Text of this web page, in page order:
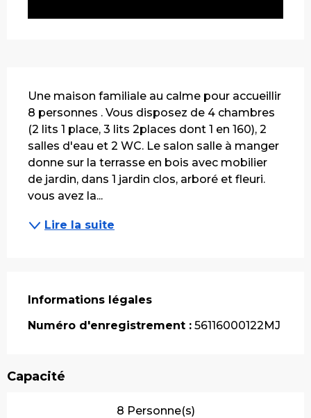
Une maison familiale au calme pour accueillir
8 personnes . Vous disposez de 4 chambres
(2 lits 1 place, 3 lits 2places dont 1 en 160), 2
salles d'eau et 2 WC. Le salon salle à manger
donne sur la terrasse en bois avec mobilier
de jardin, dans 1 jardin clos, arboré et fleuri.
vous avez la...
Lire la suite
Informations légales
Informations légales
Numéro d'enregistrement : 56116000122MJ
Capacité
8 Personne(s)